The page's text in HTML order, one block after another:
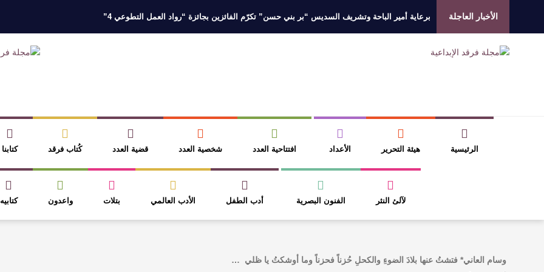
الأخبار العاجلة برعاية أمير الباحة وتشريف السديس “بر بني حسن” تكرّم الفائزين بجائزة “رواد العمل التطوعي 4”
مهرجان الأطاولة التراثي يجمع الشاعر
​ اللون الأحمر وشاح سردية الأدب وسر رمزية النصوص آليات البناء الاستهلالي في رواية : ( على كف رتويت ) للدكتورة زينب
الرئيسية هيئة التحرير الأعداد افتتاحية العدد شخصية العدد قضية العدد كُتاب فرقد كتابنا
لآلئ النثر الفنون البصرية أدب الطفل الأدب العالمي بتلات واعدون كتابيه
وسام العاني* ‏فتشتُ عنها بلادَ الضوءِ والكحلِ ‏حُزناً فحزناً وما أوشكتُ يا ظلي ‏ …